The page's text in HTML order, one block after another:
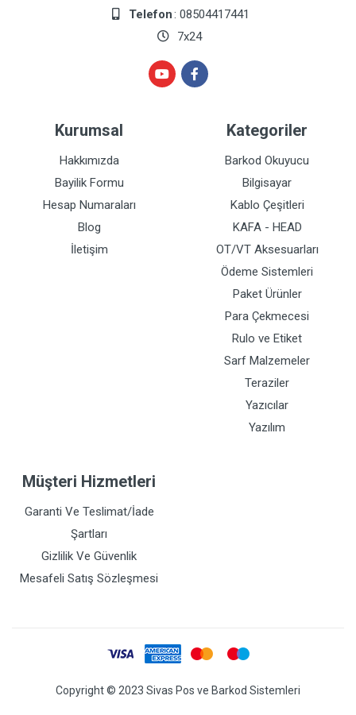
Telefon: 08504417441
7x24
Kurumsal
Hakkımızda
Bayilik Formu
Hesap Numaraları
Blog
İletişim
Kategoriler
Barkod Okuyucu
Bilgisayar
Kablo Çeşitleri
KAFA - HEAD
OT/VT Aksesuarları
Ödeme Sistemleri
Paket Ürünler
Para Çekmecesi
Rulo ve Etiket
Sarf Malzemeler
Teraziler
Yazıcılar
Yazılım
Müşteri Hizmetleri
Garanti Ve Teslimat/İade
Şartları
Gizlilik Ve Güvenlik
Mesafeli Satış Sözleşmesi
Copyright © 2023 Sivas Pos ve Barkod Sistemleri